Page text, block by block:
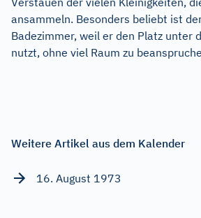
ansammeln. Besonders beliebt ist
Badezimmer, weil er den Platz unter
nutzt, ohne viel Raum zu
Weitere Artikel aus dem Kalender
16. August 1973